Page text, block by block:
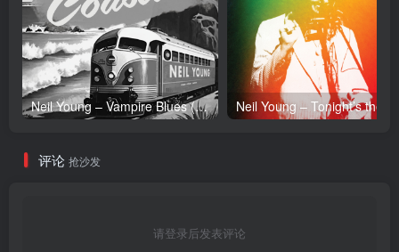
Neil Young – Vampire Blues (Live) – Single(054391239303)【24bit／96.0kHz】土耳其区
评论 抢沙发
请登录后发表评论